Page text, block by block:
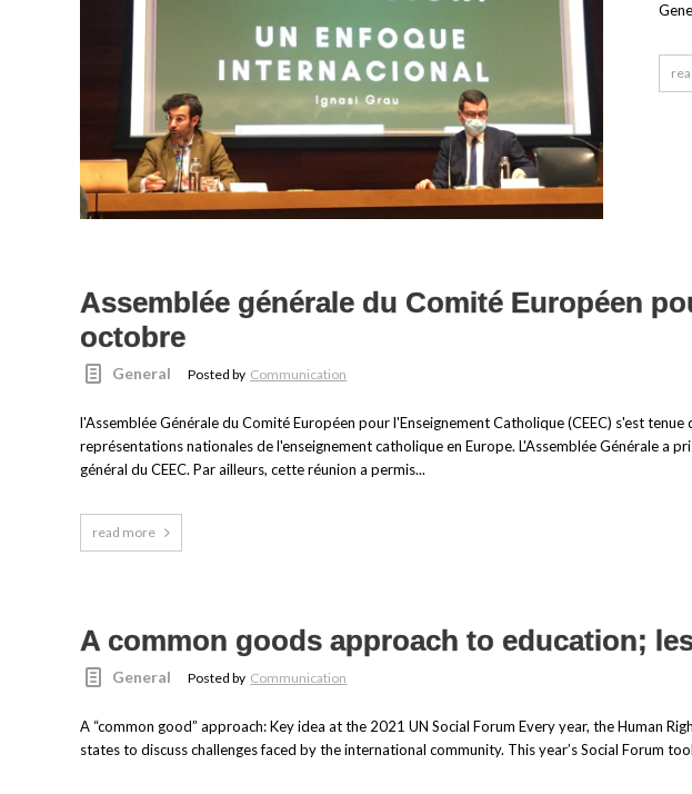
Assemblée générale du Comité Européen
octobre
General Posted by Communication
l'Assemblée Générale du Comité Européen pour l'Enseignement Catholique (CEEC) s'est
représentations nationales de l'enseignement catholique en Europe. L'Assemblée Générale a
général du CEEC. Par ailleurs, cette réunion a permis...
read more
A common goods approach to education;
General Posted by Communication
A “common good” approach: Key idea at the 2021 UN Social Forum Every year, the Human
states to discuss challenges faced by the international community. This year’s Social Forum